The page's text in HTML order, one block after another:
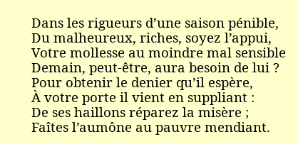
Dans les rigueurs d’une saison pénible,
Du malheureux, riches, soyez l’appui,
Votre mollesse au moindre mal sensible
Demain, peut-être, aura besoin de lui ?
Pour obtenir le denier qu’il espère,
À votre porte il vient en suppliant :
De ses haillons réparez la misère ;
Faîtes l’aumône au pauvre mendiant.